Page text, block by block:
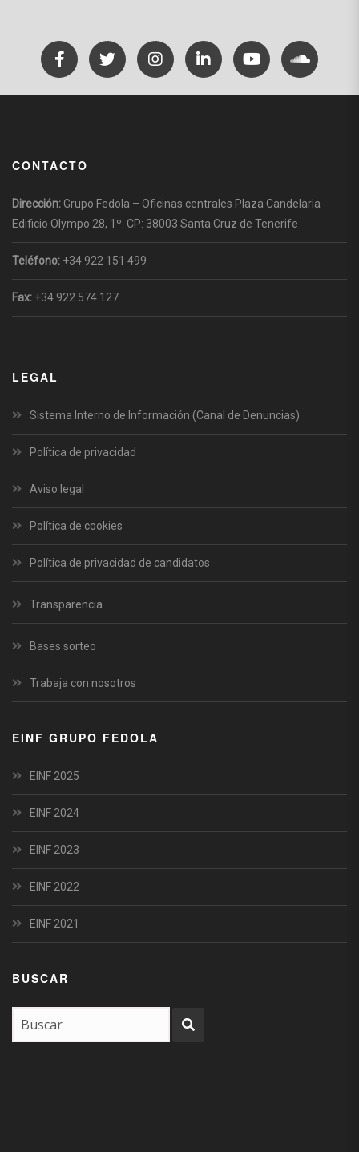
CONTACTO
Dirección: Grupo Fedola – Oficinas centrales Plaza Candelaria
Edificio Olympo 28, 1º. CP: 38003 Santa Cruz de Tenerife
Teléfono: +34 922 151 499
Fax: +34 922 574 127
LEGAL
Sistema Interno de Información (Canal de Denuncias)
Política de privacidad
Aviso legal
Política de cookies
Política de privacidad de candidatos
Transparencia
Bases sorteo
Trabaja con nosotros
EINF GRUPO FEDOLA
EINF 2025
EINF 2024
EINF 2023
EINF 2022
EINF 2021
BUSCAR